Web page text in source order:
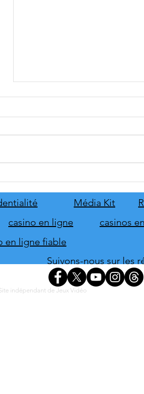
Média Kit
casino en ligne
casinos
en ligne fiable
Suivons-nous sur les
indépendant de Jeux Vidéo